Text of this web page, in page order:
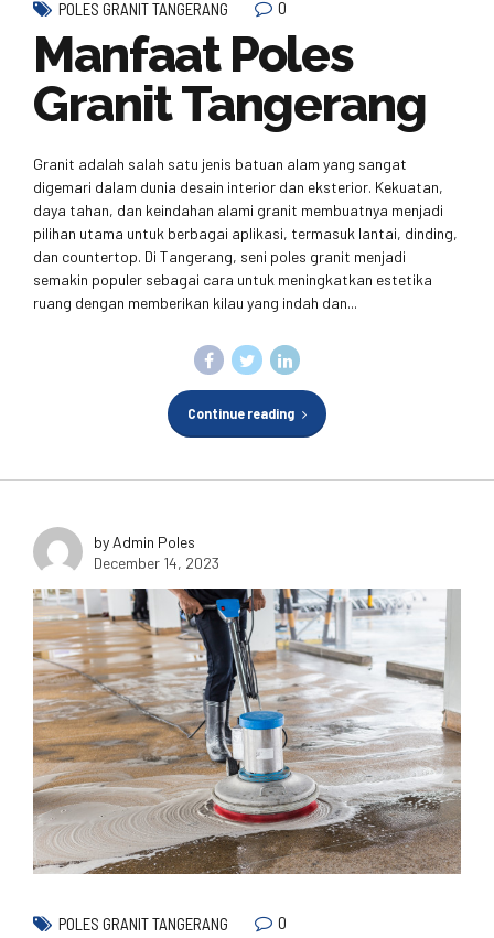
POLES GRANIT TANGERANG 0
Manfaat Poles
Granit Tangerang
Granit adalah salah satu jenis batuan alam yang sangat
digemari dalam dunia desain interior dan eksterior. Kekuatan,
daya tahan, dan keindahan alami granit membuatnya menjadi
pilihan utama untuk berbagai aplikasi, termasuk lantai, dinding,
dan countertop. Di Tangerang, seni poles granit menjadi
semakin populer sebagai cara untuk meningkatkan estetika
ruang dengan memberikan kilau yang indah dan...
Continue reading
by Admin Poles
December 14, 2023
POLES GRANIT TANGERANG 0